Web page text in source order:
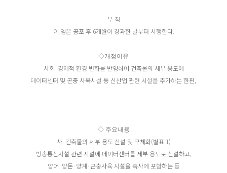
부 칙
이 영은 공포 후 6개월이 경과한 ​날부터 시행한다.
◇개정이유
사회·경제적 환경 변화를 반영하여 건축물의 세부 용도에
데이터센터 및 곤충 사육시설 등 신산업 관련 시설을 추가하는 한편
◇ 주요내용
사. 건축물의 세부 용도 신설 및 구체화(별표 1)
방송통신시설 관련 시설에 데이터센터를 세부 용도로 신설하고,
양어·양돈·양계·곤충사육 시설을 축사에 포함하는 등